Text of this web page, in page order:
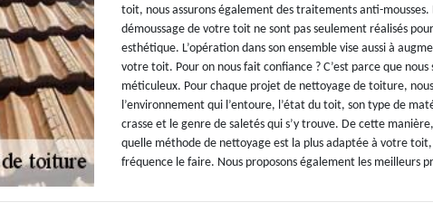
toit, nous assurons également des traitements anti-
démoussage de votre toit ne sont pas seulement réalisés
esthétique. L’opération dans son ensemble vise aussi à
votre toit. Pour on nous fait confiance ? C’est parce que nous
méticuleux. Pour chaque projet de nettoyage de toiture,
l’environnement qui l’entoure, l’état du toit, son type de
crasse et le genre de saletés qui s’y trouve. De cette
quelle méthode de nettoyage est la plus adaptée à votre
fréquence le faire. Nous proposons également les meilleurs